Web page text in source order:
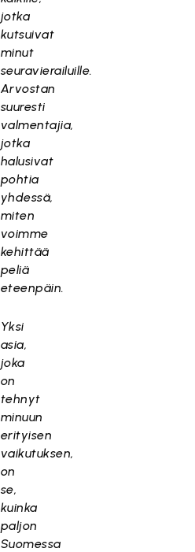
jotka
kutsuivat
minut
seuravierailuille.
Arvostan
suuresti
valmentajia,
jotka
halusivat
pohtia
yhdessä,
miten
voimme
kehittää
peliä
eteenpäin.
Yksi
asia,
joka
on
tehnyt
minuun
erityisen
vaikutuksen,
on
se,
kuinka
paljon
Suomessa